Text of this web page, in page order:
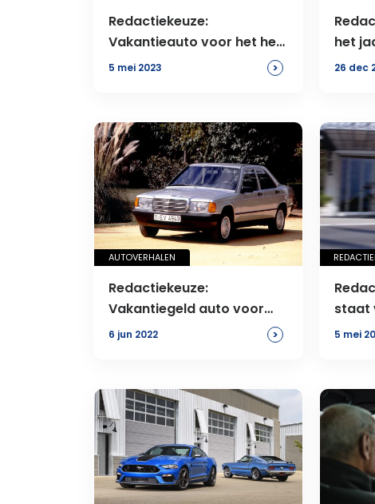
Redactiekeuze:
Vakantieauto voor het hele
gezin
5 mei 2023 >
het
26 dec
AUTOVERHALEN
Redactiekeuze:
Vakantiegeld auto voor
maximaal €1000
6 jun 2022 >
staat
5 mei